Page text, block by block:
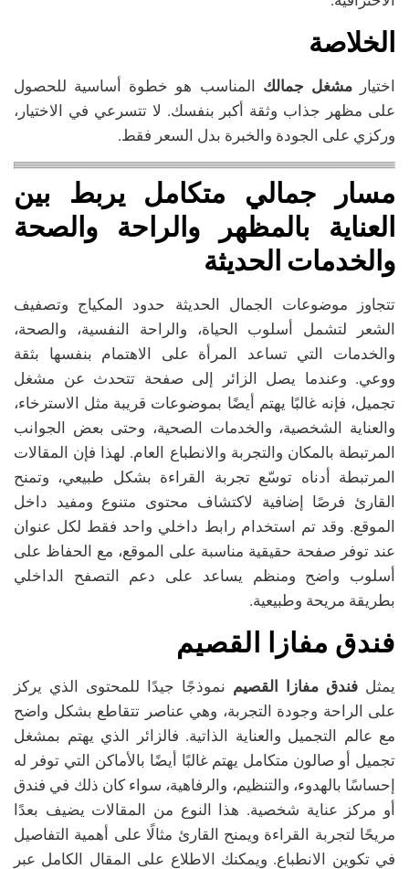
الخلاصة
اختيارمشغل جمالك المناسب هو خطوة أساسية للحصول
على مظهر جذاب وثقة أكبر بنفسك. لا تتسرعي في الاختيار،
وركزي على الجودة والخبرة بدل السعر فقط.
مسار جمالي متكامل يربط بين
العناية بالمظهر والراحة والصحة
والخدمات الحديثة
تتجاوز موضوعات الجمال الحديثة حدود المكياج وتصفيف
الشعر لتشمل أسلوب الحياة، والراحة النفسية، والصحة،
والخدمات التي تساعد المرأة على الاهتمام بنفسها بثقة
ووعي. وعندما يصل الزائر إلى صفحة تتحدث عن مشغل
تجميل، فإنه غالبًا يهتم أيضًا بموضوعات قريبة مثل الاسترخاء،
والعناية الشخصية، والخدمات الصحية، وحتى بعض الجوانب
المرتبطة بالمكان والتجربة والانطباع العام. لهذا فإن المقالات
المرتبطة أدناه توسّع تجربة القراءة بشكل طبيعي، وتمنح
القارئ فرصًا إضافية لاكتشاف محتوى متنوع ومفيد داخل
الموقع. وقد تم استخدام رابط داخلي واحد فقط لكل عنوان
عند توفر صفحة حقيقية مناسبة على الموقع، مع الحفاظ على
أسلوب واضح ومنظم يساعد على دعم التصفح الداخلي
بطريقة مريحة وطبيعية.
فندق مفازا القصيم
يمثل فندق مفازا القصيم نموذجًا جيدًا للمحتوى الذي يركز
على الراحة وجودة التجربة، وهي عناصر تتقاطع بشكل واضح
مع عالم التجميل والعناية الذاتية. فالزائر الذي يهتم بمشغل
تجميل أو صالون متكامل يهتم غالبًا أيضًا بالأماكن التي توفر له
إحساسًا بالهدوء، والتنظيم، والرفاهية، سواء كان ذلك في فندق
أو مركز عناية شخصية. هذا النوع من المقالات يضيف بعدًا
مريحًا لتجربة القراءة ويمنح القارئ مثالًا على أهمية التفاصيل
في تكوين الانطباع. ويمكنك الاطلاع على المقال الكامل عبر